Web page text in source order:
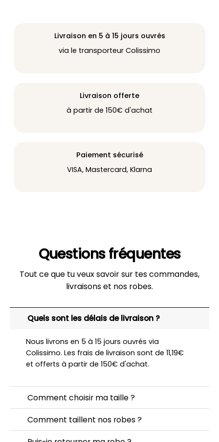
Livraison en 5 à 15 jours ouvrés
via le transporteur Colissimo
Livraison offerte
à partir de 150€ d'achat
Paiement sécurisé
VISA, Mastercard, Klarna
Questions fréquentes
Tout ce que tu veux savoir sur tes commandes,
livraisons et nos robes.
Quels sont les délais de livraison ?
Nous livrons en 5 à 15 jours ouvrés via
Colissimo. Les frais de livraison sont de 11,19€
et offerts à partir de 150€ d'achat.
Comment choisir ma taille ?
Comment taillent nos robes ?